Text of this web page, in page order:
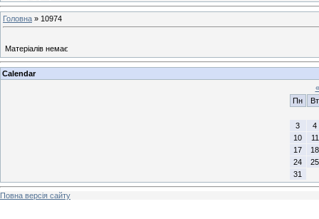
Головна » 10974
Матеріалів немає
Calendar
«
Пн
Вт
3
4
10
11
17
18
24
25
31
Повна версія сайту